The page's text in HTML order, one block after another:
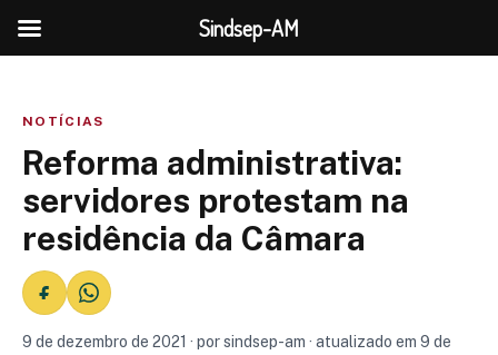
NOTÍCIAS
Reforma administrativa:
servidores protestam na
residência da Câmara
9 de dezembro de 2021 · por sindsep-am · atualizado em 9 de
Sindsep-AM